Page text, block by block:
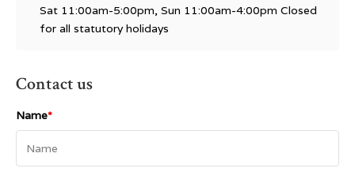
Sat 11:00am-5:00pm, Sun 11:00am-4:00pm Closed
for all statutory holidays
Contact us
Name*